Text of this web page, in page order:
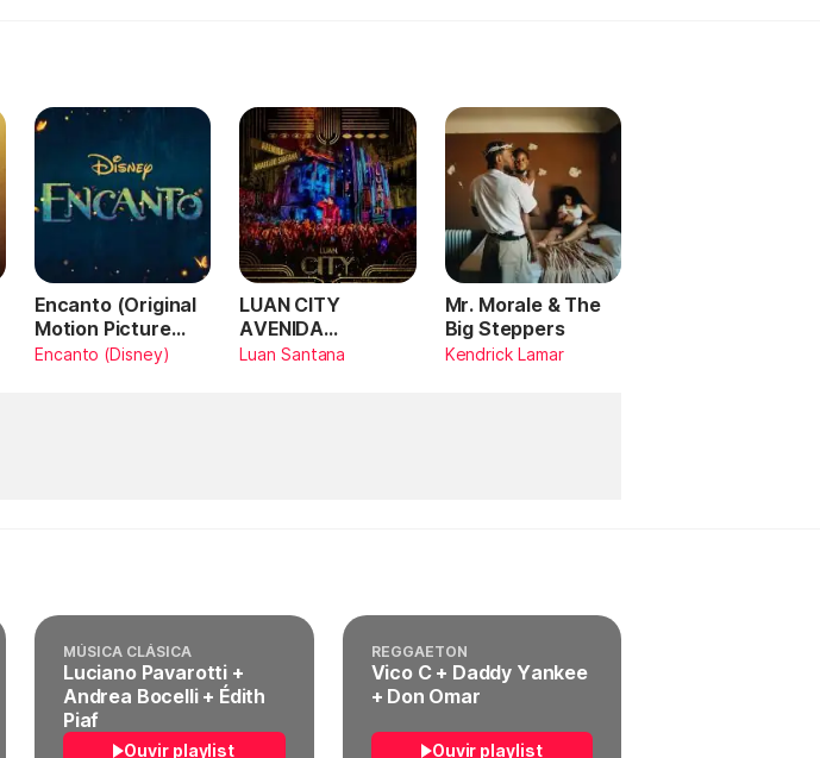
Encanto (Original
Motion Picture
Soundtrack)
Encanto (Disney)
LUAN CITY
AVENIDA
AMARILDO
Luan Santana
Mr. Morale & The
Big Steppers
Kendrick Lamar
MÚSICA CLÁSICA
Luciano Pavarotti +
Andrea Bocelli + Édith
Piaf
Ouvir playlist
REGGAETON
Vico C + Daddy Yankee
+ Don Omar
Ouvir playlist